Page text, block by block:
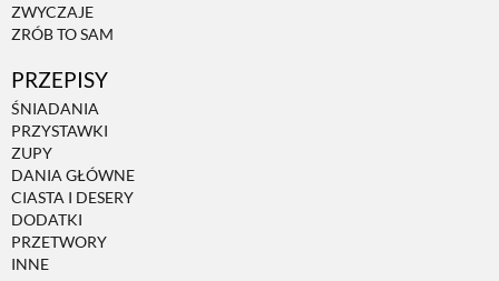
ZWYCZAJE
ZRÓB TO SAM
PRZEPISY
ŚNIADANIA
PRZYSTAWKI
ZUPY
DANIA GŁÓWNE
CIASTA I DESERY
DODATKI
PRZETWORY
INNE